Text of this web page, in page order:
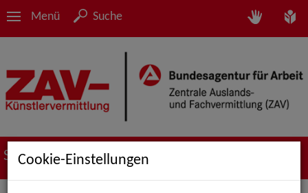
Menü Suche
Suche nach Künstler*innen
Cookie-Einstellungen